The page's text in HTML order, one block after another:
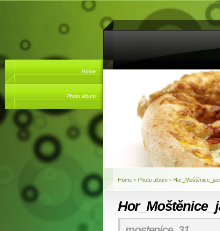
Home
Photo album
Home » Photo album »